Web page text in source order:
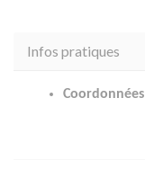
Infos pratiques
Coordonnées